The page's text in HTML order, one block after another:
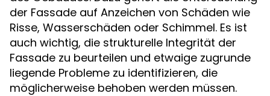
der Fassade auf Anzeichen von Schäden wie
Risse, Wasserschäden oder Schimmel. Es ist
auch wichtig, die strukturelle Integrität der
Fassade zu beurteilen und etwaige zugrunde
liegende Probleme zu identifizieren, die
möglicherweise behoben werden müssen.